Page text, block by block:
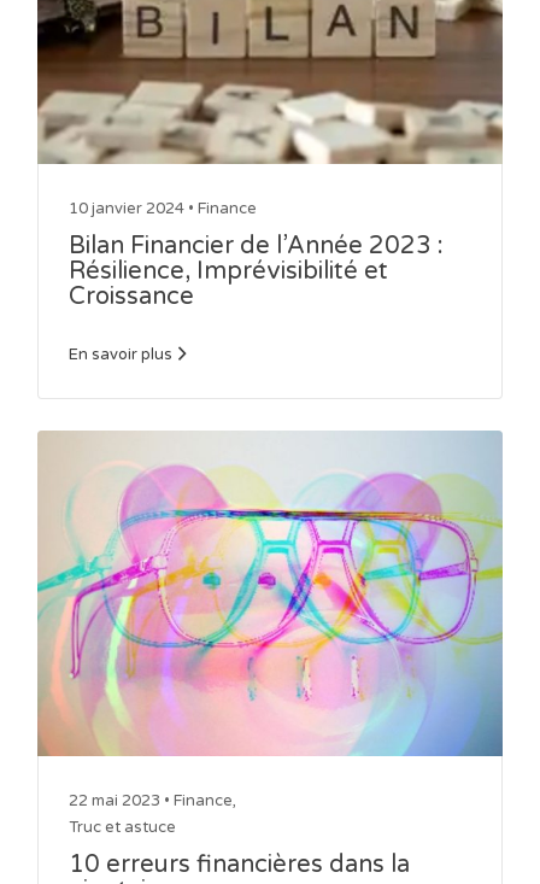
10 janvier 2024 • Finance
Bilan Financier de l’Année 2023 :
Résilience, Imprévisibilité et
Croissance
En savoir plus
22 mai 2023 • Finance,
Truc et astuce
10 erreurs financières dans la